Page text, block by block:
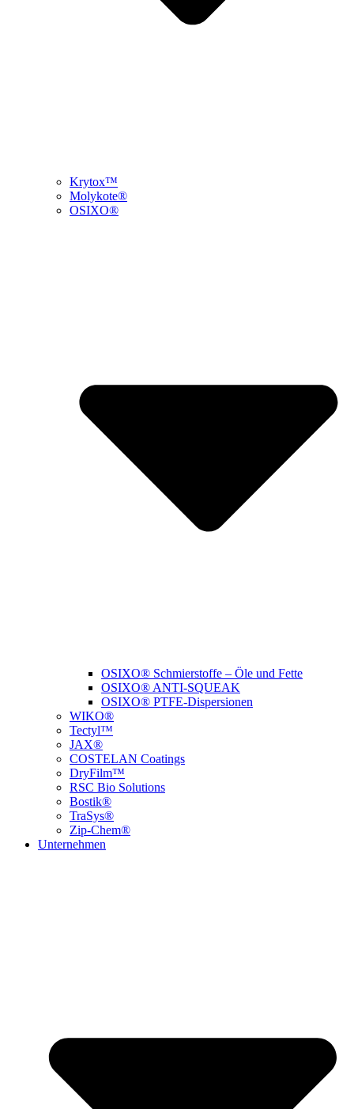
Krytox™
Molykote®
OSIXO®
OSIXO® Schmierstoffe – Öle und Fette
OSIXO® ANTI-SQUEAK
OSIXO® PTFE-Dispersionen
WIKO®
Tectyl™
JAX®
COSTELAN Coatings
DryFilm™
RSC Bio Solutions
Bostik®
TraSys®
Zip-Chem®
Unternehmen